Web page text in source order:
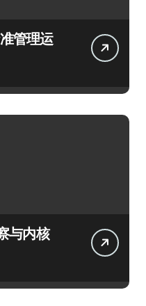
管理运
与内核